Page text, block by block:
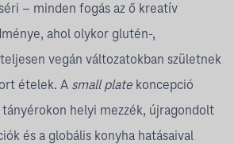
– minden fogás az ő kreatív
ahol olykor glutén-,
vegán változatokban születnek
ételek. A small plate koncepció
helyi mezzék, újragondolt
és a globális konyha hatásaival